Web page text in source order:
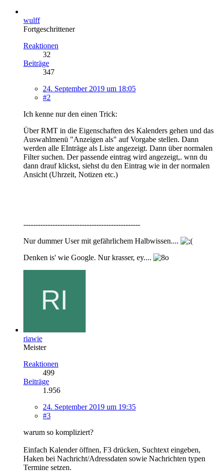
wulff
Fortgeschrittener
Reaktionen
32
Beiträge
347
24. September 2019 um 18:05
#2
Ich kenne nur den einen Trick:
Über RMT in die Eigenschaften des Kalenders gehen und das
Auswahlmenü "Anzeigen als" auf Vorgabe stellen. Dann
werden alle EInträge als Liste angezeigt. Dann über normalen
Filter suchen. Der passende eintrag wird angezeigt,. wnn du
dann drauf klickst, siehst du den Eintrag wie in der normalen
Ansicht (Uhrzeit, Notizen etc.)
------------------------------------------------
Nur dummer User mit gefährlichem Halbwissen....
Denken is' wie Google. Nur krasser, ey....
riawie
Meister
Reaktionen
499
Beiträge
1.956
24. September 2019 um 19:35
#3
warum so kompliziert?
Einfach Kalender öffnen, F3 drücken, Suchtext eingeben,
Haken bei Nachricht/Adressdaten sowie Nachrichten typen
Termine setzen.